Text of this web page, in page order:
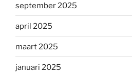
september 2025
april 2025
maart 2025
januari 2025